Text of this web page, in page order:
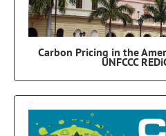
Carbon Pricing in the
UNFCCC